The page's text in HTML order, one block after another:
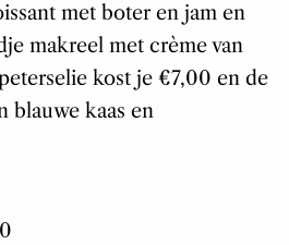
met boter en jam en
makreel met crème van
kost je €7,00 en de
blauwe kaas en